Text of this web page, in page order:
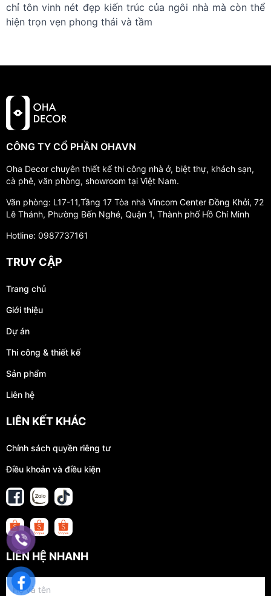
chỉ tôn vinh nét đẹp kiến trúc của ngôi nhà mà còn thể
hiện trọn vẹn phong thái và tầm
CÔNG TY CỔ PHẦN OHAVN
Oha Decor chuyên thiết kế thi công nhà ở, biệt thự, khách sạn,
cà phê, văn phòng, showroom tại Việt Nam.
Văn phòng: L17-11,Tầng 17 Tòa nhà Vincom Center Đồng Khởi, 72
Lê Thánh, Phường Bến Nghé, Quận 1, Thành phố Hồ Chí Minh
Hotline: 0987737161
TRUY CẬP
Trang chủ
Giới thiệu
Dự án
Thi công & thiết kế
Sản phẩm
Liên hệ
LIÊN KẾT KHÁC
Chính sách quyền riêng tư
Điều khoản và điều kiện
LIÊN HỆ NHANH